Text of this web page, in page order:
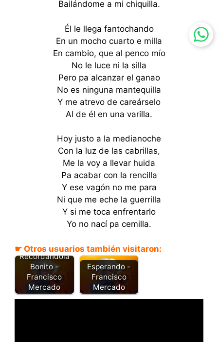
Bailándome a mi chiquilla.
Él le llega fantochando
En un mocho cuarto e milla
En cambio, que al penco mío
No le luce ni la silla
Pero pa alcanzar el ganao
No es ninguna mantequilla
Y me atrevo de careárselo
Al de él en una varilla.
Hoy justo a la medianoche
Con la luz de las cabrillas,
Me la voy a llevar huida
Pa acabar con la rencilla
Y ese vagón no me para
Ni que me eche la guerrilla
Y si me toca enfrentarlo
Yo no nací pa cemilla.
☛ Otros usuarios también visitaron:
Recordándola
Bonito -
Francisco
Mercado
Esperando -
Francisco
Mercado